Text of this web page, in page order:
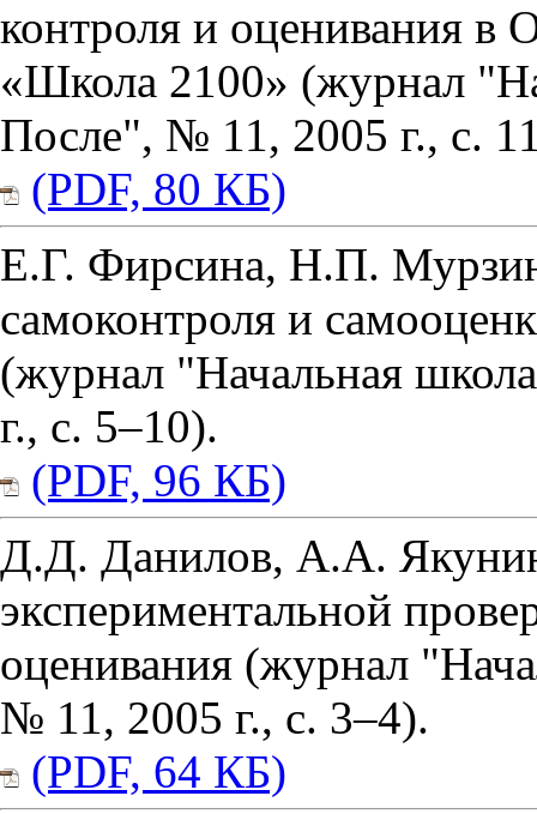
контроля и оценивания в
«Школа 2100» (журнал
После", № 11, 2005 г., с.
(PDF, 80 КБ)
Е.Г. Фирсина, Н.П.
самоконтроля и
(журнал "Начальная
г., с. 5–10).
(PDF, 96 КБ)
Д.Д. Данилов, А.А.
экспериментальной
оценивания (журнал
№ 11, 2005 г., с. 3–4).
(PDF, 64 КБ)